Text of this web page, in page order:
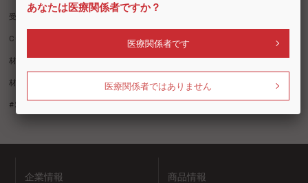
受付
Cure ブラッシング
材料展示（エンド） 材料展示（印象） 材料展示（修復）
材料展示（予防） 3Dプリンタ CAD/CAM材料 #展示商品
#2026北海道デンタルショー
企業情報
商品情報
あなたは医療関係者ですか？
医療関係者です
医療関係者ではありません